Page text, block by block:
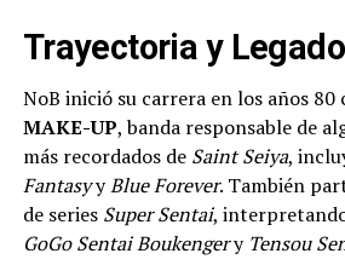
Trayectoria y Legado
NoB inició su carrera en los años 80
MAKE-UP, banda responsable de
más recordados de Saint Seiya,
FantasyyBlue Forever. También
de series Super Sentai,
GoGo Sentai Boukengery Tensou